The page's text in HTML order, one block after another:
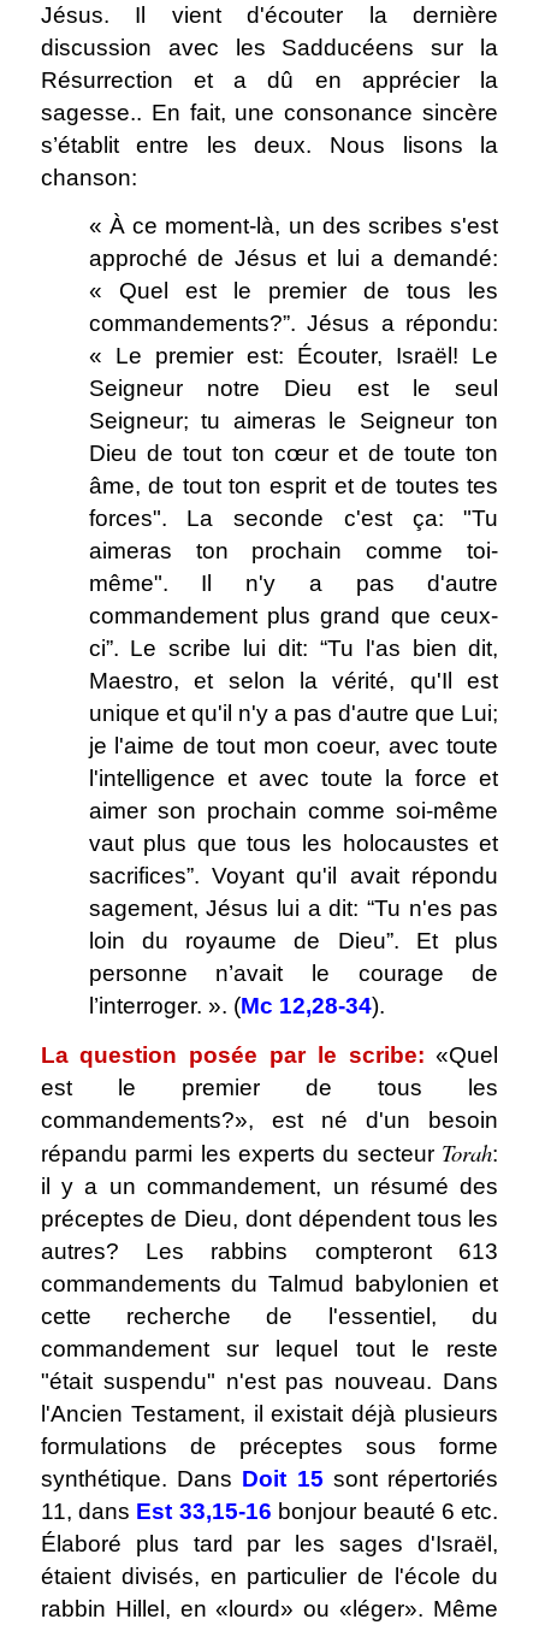
Jésus. Il vient d'écouter la dernière
discussion avec les Sadducéens sur la
Résurrection et a dû en apprécier la
sagesse.. En fait, une consonance sincère
s’établit entre les deux. Nous lisons la
chanson:
« À ce moment-là, un des scribes s'est
approché de Jésus et lui a demandé:
« Quel est le premier de tous les
commandements?”. Jésus a répondu:
« Le premier est: Écouter, Israël! Le
Seigneur notre Dieu est le seul
Seigneur; tu aimeras le Seigneur ton
Dieu de tout ton cœur et de toute ton
âme, de tout ton esprit et de toutes tes
forces". La seconde c'est ça: "Tu
aimeras ton prochain comme toi-
même". Il n'y a pas d'autre
commandement plus grand que ceux-
ci”. Le scribe lui dit: “Tu l'as bien dit,
Maestro, et selon la vérité, qu'Il est
unique et qu'il n'y a pas d'autre que Lui;
je l'aime de tout mon coeur, avec toute
l'intelligence et avec toute la force et
aimer son prochain comme soi-même
vaut plus que tous les holocaustes et
sacrifices”. Voyant qu'il avait répondu
sagement, Jésus lui a dit: “Tu n'es pas
loin du royaume de Dieu”. Et plus
personne n’avait le courage de
l’interroger. ». (Mc 12,28-34).
La question posée par le scribe: «Quel
est le premier de tous les
commandements?», est né d'un besoin
répandu parmi les experts du secteur Torah:
il y a un commandement, un résumé des
préceptes de Dieu, dont dépendent tous les
autres? Les rabbins compteront 613
commandements du Talmud babylonien et
cette recherche de l'essentiel, du
commandement sur lequel tout le reste
"était suspendu" n'est pas nouveau. Dans
l'Ancien Testament, il existait déjà plusieurs
formulations de préceptes sous forme
synthétique. Dans Doit 15 sont répertoriés
11, dans Est 33,15-16 bonjour beauté 6 etc.
Élaboré plus tard par les sages d'Israël,
étaient divisés, en particulier de l'école du
rabbin Hillel, en «lourd» ou «léger». Même